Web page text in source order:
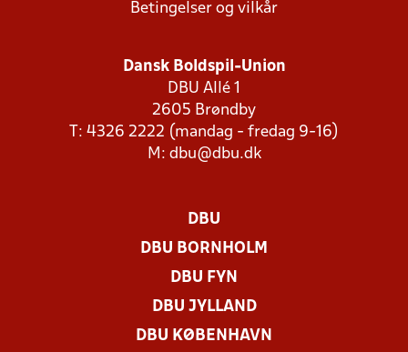
Betingelser og vilkår
Dansk Boldspil-Union
DBU Allé 1
2605 Brøndby
T: 4326 2222 (mandag - fredag 9-16)
M: dbu@dbu.dk
DBU
DBU BORNHOLM
DBU FYN
DBU JYLLAND
DBU KØBENHAVN